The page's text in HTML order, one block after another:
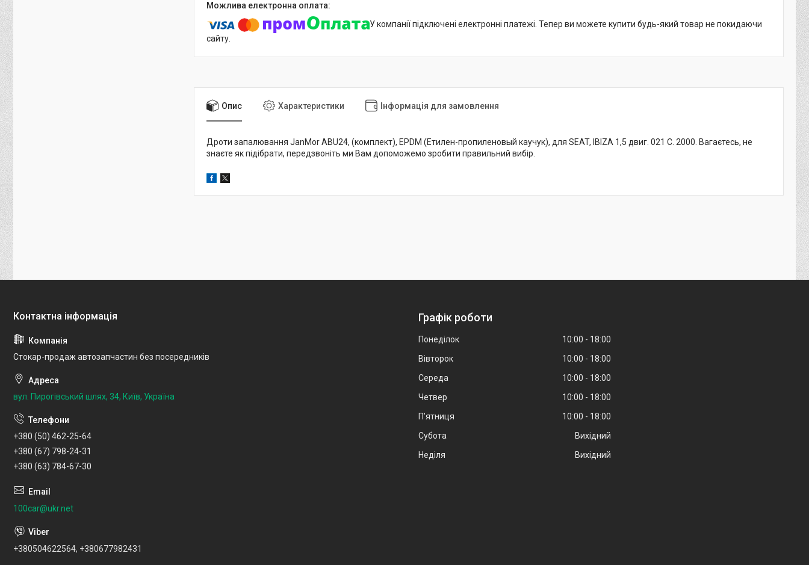
У компанії підключені електронні платежі. Тепер ви можете купити будь-який товар не покидаючи
сайту.
Опис Характеристики Інформація для замовлення
Дроти запалювання JanMor ABU24, (комплект), EPDM (Етилен-пропиленовый каучук), для SEAT, IBIZA 1,5 двиг. 021 C. 2000. Вагаєтесь, не
знаєте як підібрати, передзвоніть ми Вам допоможемо зробити правильний вибір.
Стокар-продаж автозапчастин без посередників
вул. Пирогівський шлях, 34, Київ, Україна
+380 (50) 462-25-64
+380 (67) 798-24-31
+380 (63) 784-67-30
100car@ukr.net
+380504622564, +380677982431
Графік роботи
Понеділок 10:00
18:00
Вівторок
10:00
18:00
Середа
10:00
18:00
Четвер
10:00
18:00
Пʼятниця
10:00
18:00
Субота
Вихідний
Неділя
Вихідний